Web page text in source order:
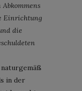
Einrichtung
die
in der